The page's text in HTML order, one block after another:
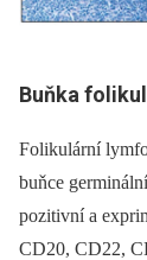
Buňka
Folikulární
buňce
pozitivní a
CD20, CD22,